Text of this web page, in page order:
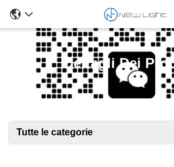
Dettagli Dei
Tutte le categorie